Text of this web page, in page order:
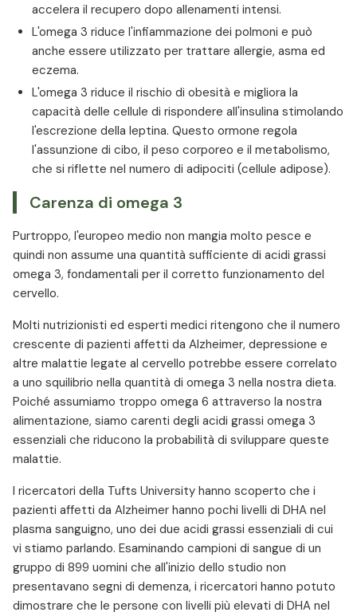
accelera il recupero dopo allenamenti intensi.
L'omega 3 riduce l'infiammazione dei polmoni e può
anche essere utilizzato per trattare allergie, asma ed
eczema.
L'omega 3 riduce il rischio di obesità e migliora la
capacità delle cellule di rispondere all'insulina stimolando
l'escrezione della leptina. Questo ormone regola
l'assunzione di cibo, il peso corporeo e il metabolismo,
che si riflette nel numero di adipociti (cellule adipose).
Carenza di omega 3
Purtroppo, l'europeo medio non mangia molto pesce e
quindi non assume una quantità sufficiente di acidi grassi
omega 3, fondamentali per il corretto funzionamento del
cervello.
Molti nutrizionisti ed esperti medici ritengono che il numero
crescente di pazienti affetti da Alzheimer, depressione e
altre malattie legate al cervello potrebbe essere correlato
a uno squilibrio nella quantità di omega 3 nella nostra dieta.
Poiché assumiamo troppo omega 6 attraverso la nostra
alimentazione, siamo carenti degli acidi grassi omega 3
essenziali che riducono la probabilità di sviluppare queste
malattie.
I ricercatori della Tufts University hanno scoperto che i
pazienti affetti da Alzheimer hanno pochi livelli di DHA nel
plasma sanguigno, uno dei due acidi grassi essenziali di cui
vi stiamo parlando. Esaminando campioni di sangue di un
gruppo di 899 uomini che all'inizio dello studio non
presentavano segni di demenza, i ricercatori hanno potuto
dimostrare che le persone con livelli più elevati di DHA nel